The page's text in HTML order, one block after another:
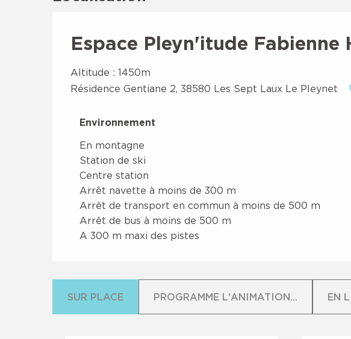
Espace Pleyn'itude Fabienne
Altitude : 1450m
Résidence Gentiane 2, 38580 Les Sept Laux Le Pleynet
Environnement
Environnement
En montagne
Station de ski
Centre station
Arrêt navette à moins de 300 m
Arrêt de transport en commun à moins de 500 m
Arrêt de bus à moins de 500 m
A 300 m maxi des pistes
SUR PLACE PROGRAMME L'ANIMATION... EN